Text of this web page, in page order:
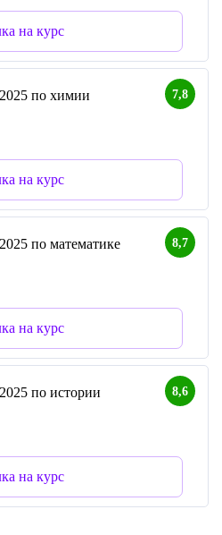
на курс
7,8
по химии
на курс
8,7
по математике
на курс
8,6
по истории
на курс